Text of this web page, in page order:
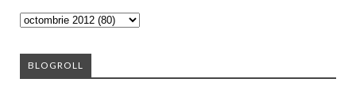
BLOGROLL